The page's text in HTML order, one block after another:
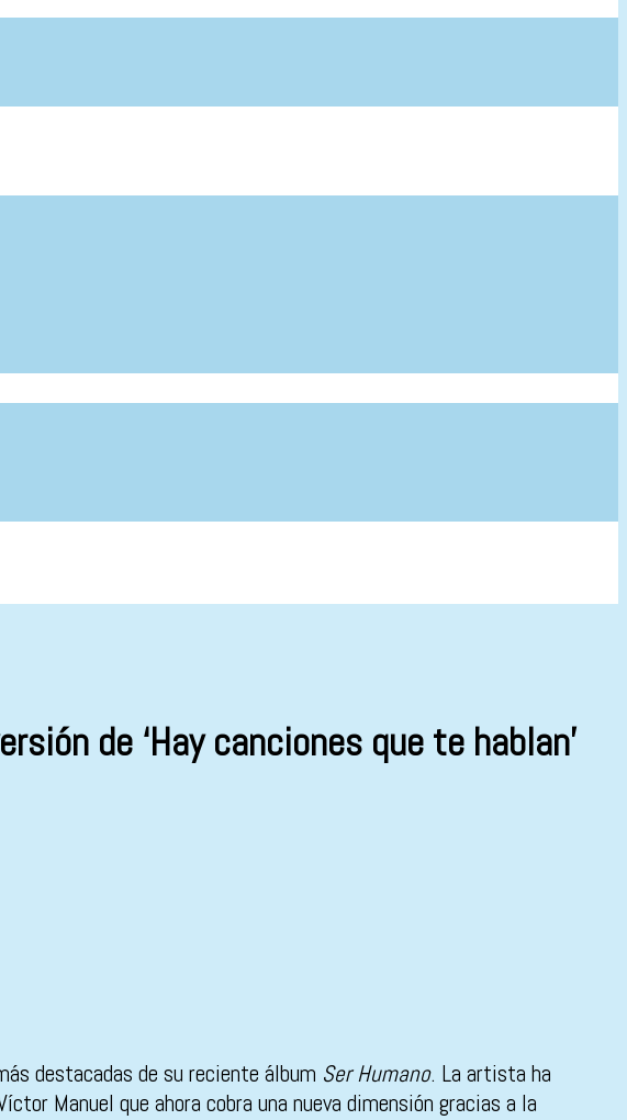
de ‘Hay canciones que te hablan’
destacadas de su reciente álbum Ser Humano. La artista ha
Manuel que ahora cobra una nueva dimensión gracias a la